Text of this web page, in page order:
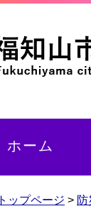
ホーム
トップページ > 防